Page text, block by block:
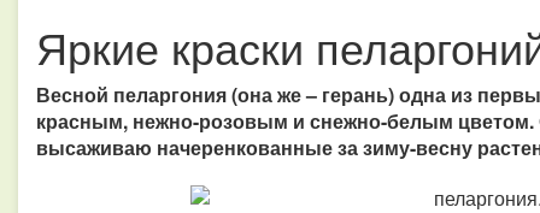
Яркие краски
Весной пеларгония (она же – герань) одна из
красным, нежно-розовым и снежно-белым цветом.
высаживаю начеренкованные за зиму-весну